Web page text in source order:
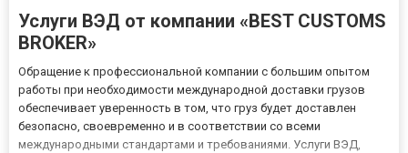
Услуги ВЭД от компании «BEST CUSTOMS
BROKER»
Обращение к профессиональной компании с большим опытом
работы при необходимости международной доставки грузов
обеспечивает уверенность в том, что груз будет доставлен
безопасно, своевременно и в соответствии со всеми
международными стандартами и требованиями. Услуги ВЭД,